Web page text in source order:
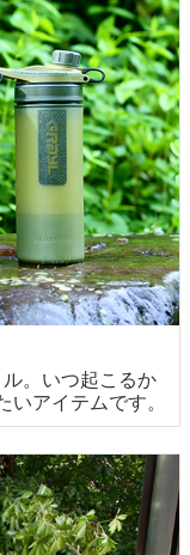
。いつ起こるか
アイテムです。